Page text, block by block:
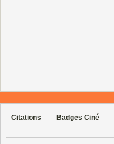
Citations Badges Ciné